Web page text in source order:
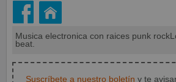
Musica electronica con raices punk
beat.
Suscríbete a nuestro boletín y te